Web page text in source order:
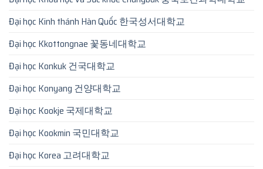
Đại học Kinh thánh Hàn Quốc 한국성서대학교
Đại học Kkottongnae 꽃동네대학교
Đại học Konkuk 건국대학교
Đại học Konyang 건양대학교
Đại học Kookje 국제대학교
Đại học Kookmin 국민대학교
Đại học Korea 고려대학교